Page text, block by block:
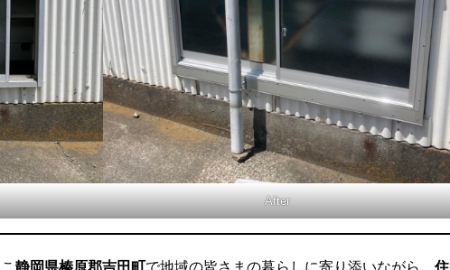
After
静岡県榛原郡吉田町で地域の皆さまの暮らしに寄り添いながら、 住